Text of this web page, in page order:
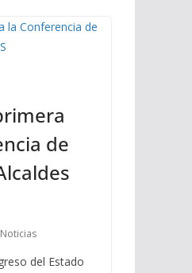
de
Noticias
del Estado